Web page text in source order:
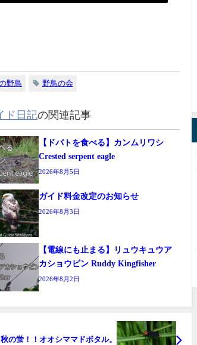
野鳥 野鳥の会
ド日記の関連記事
【ドバトを食べる】カンムリワシ
Crested serpent eagle
2026年8月5日
ガイド料金改定のお知らせ
2026年8月3日
【電線にも止まる】リュウキュウア
カショウビン Ruddy Kingfisher
2026年8月2日
秋の蛍！！オオシママドボタル。